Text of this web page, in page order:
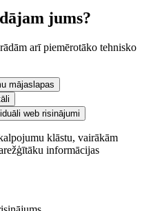
jums?
arī piemērotāko tehnisko
mājaslapas
web risinājumi
klāstu, vairākām
informācijas